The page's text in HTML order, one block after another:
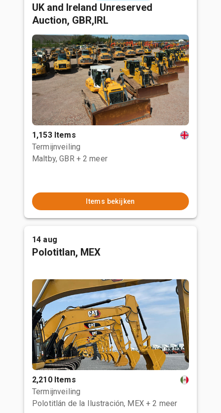
UK and Ireland Unreserved
Auction, GBR,IRL
1,153 Items
Termijnveiling
Maltby, GBR + 2 meer
Items bekijken
14 aug
Polotitlan, MEX
2,210 Items
Termijnveiling
Polotitlán de la Ilustración, MEX + 2 meer